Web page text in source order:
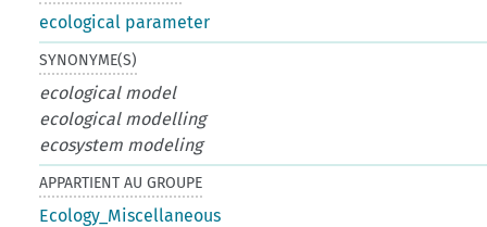
ecological parameter
SYNONYME(S)
ecological model
ecological modelling
ecosystem modeling
APPARTIENT AU GROUPE
Ecology_Miscellaneous